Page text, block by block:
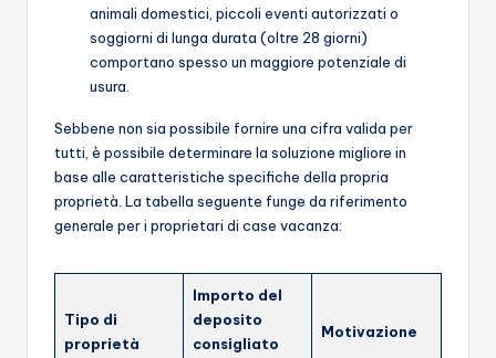
animali domestici, piccoli eventi autorizzati o
soggiorni di lunga durata (oltre 28 giorni)
comportano spesso un maggiore potenziale di
usura.
Sebbene non sia possibile fornire una cifra valida per
tutti, è possibile determinare la soluzione migliore in
base alle caratteristiche specifiche della propria
proprietà. La tabella seguente funge da riferimento
generale per i proprietari di case vacanza:
Tipo di
proprietà
Importo del
deposito
consigliato
Motivazione